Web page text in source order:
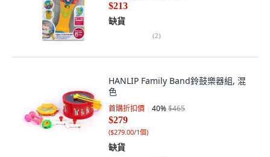
$213
缺貨
(2)
HANLIP Family Band鈴鼓樂器組, 混
色
首購折扣價 40%$465
$279
($279.00/1個)
缺貨